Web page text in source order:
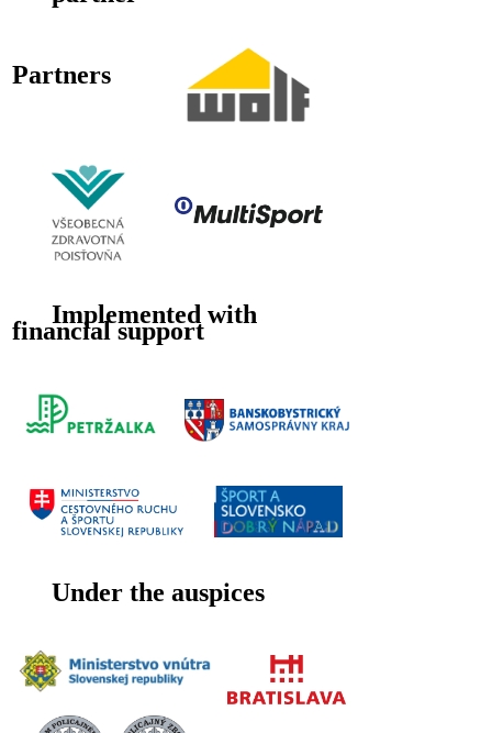
Partners
Implemented with
financial support
Under the auspices